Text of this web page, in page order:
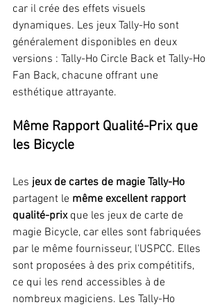
car il crée des effets visuels
dynamiques. Les jeux Tally-Ho sont
généralement disponibles en deux
versions : Tally-Ho Circle Back et Tally-Ho
Fan Back, chacune offrant une
esthétique attrayante.
Même Rapport Qualité-Prix que
les Bicycle
Les jeux de cartes de magie Tally-Ho
partagent le même excellent rapport
qualité-prix que les jeux de carte de
magie Bicycle, car elles sont fabriquées
par le même fournisseur, l'USPCC. Elles
sont proposées à des prix compétitifs,
ce qui les rend accessibles à de
nombreux magiciens. Les Tally-Ho